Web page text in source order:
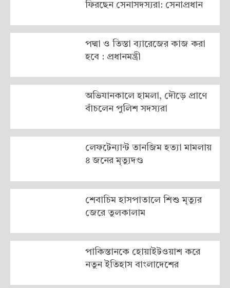
ফিরছেন সেনাসদস্যরা: সেনাপ্রধান
পদ্মা ও তিস্তা ব্যারেজের কাজ করা
হবে : প্রধানমন্ত্রী
অভিযানকালে হামলা, দৌড়ে প্রাণে
বাঁচলেন পুলিশ সদস্যরা
লেফটেন্যান্ট তানজিম হত্যা মামলায়
৪ জনের মৃত্যুদণ্ড
শেবাচিম হাসপাতালে শিশু মৃত্যুর
জেরে তুলকালাম
পাকিস্তানকে হোয়াইটওয়াশ করে
নতুন ইতিহাস বাংলাদেশের